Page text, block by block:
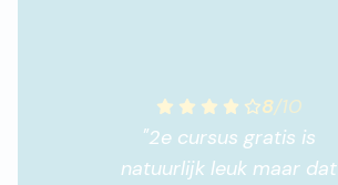
8/10
"2e cursus gratis is
natuurlijk leuk maar dat